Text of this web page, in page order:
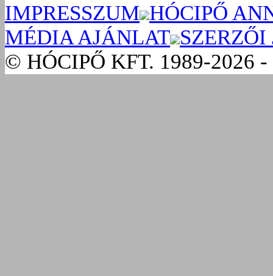
IMPRESSZUM HÓCIPŐ
MÉDIA AJÁNLAT SZERZŐI
© HÓCIPŐ KFT. 1989-2026